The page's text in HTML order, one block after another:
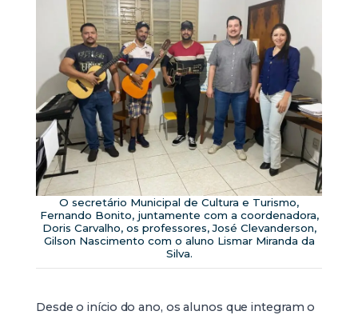
O secretário Municipal de Cultura e Turismo,
Fernando Bonito, juntamente com a coordenadora,
Doris Carvalho, os professores, José Clevanderson,
Gilson Nascimento com o aluno Lismar Miranda da
Silva.
Desde o início do ano, os alunos que integram o